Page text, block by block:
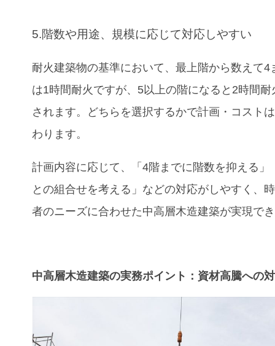
5.階数や用途、規模に応じて対応しやすい
耐火建築物の基準において、最上階から数えて4
は1時間耐火ですが、5以上の階になると2時間耐
されます。どちらを選択するかで計画・コスト
わります。
計画内容に応じて、「4階までに階数を抑える」
との組合せを考える」などの対応がしやすく、
者のニーズに合わせた中高層木造建築が実現で
中高層木造建築の実務ポイント：資材高騰への